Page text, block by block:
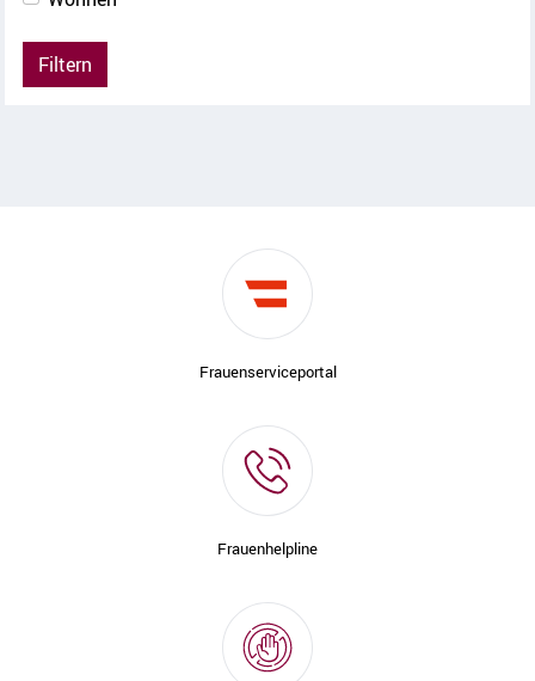
Filtern
Frauenserviceportal
Frauenhelpline